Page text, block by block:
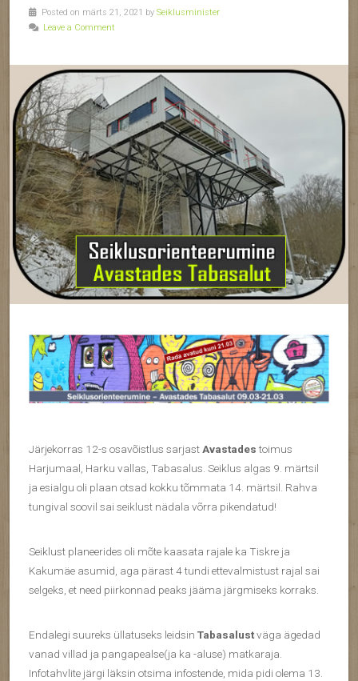
Posted on märts 21, 2021 by Seiklusminister
Leave a Comment
Järjekorras 12-s osavõistlus sarjastAvastadestoimus
Harjumaal, Harku vallas, Tabasalus. Seiklus algas 9. märtsil
ja esialgu oli plaan otsad kokku tõmmata 14. märtsil. Rahva
tungival soovil sai seiklust nädala võrra pikendatud!
Seiklust planeerides oli mõte kaasata rajale ka Tiskre ja
Kakumäe asumid, aga pärast 4 tundi ettevalmistust rajal sai
selgeks, et need piirkonnad peaks jääma järgmiseks korraks.
Endalegi suureks üllatuseks leidsin Tabasalustväga ägedad
vanad villad ja pangapealse(ja ka -aluse) matkaraja.
Infotahvlite järgi läksin otsima infostende, mida pidi olema 13.